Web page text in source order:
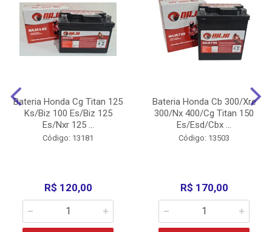
Bateria Honda Cg Titan 125
Ks/Biz 100 Es/Biz 125
Es/Nxr 125 ...
Código: 13181
R$ 120,00
Bateria Honda Cb 300/Xre
300/Nx 400/Cg Titan 150
Es/Esd/Cbx ...
Código: 13503
R$ 170,00